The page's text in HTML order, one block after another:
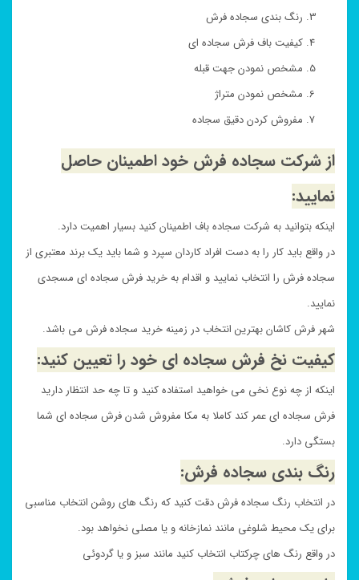
رنگ بندی سجاده فرش
کیفیت باف فرش سجاده ای
مشخص نمودن جهت قبله
مشخص نمودن متراژ
مفروش کردن دقیق سجاده
از شرکت سجاده فرش خود اطمینان حاصل
نمایید:
اینکه بتوانید به شرکت سجاده باف اطمینان کنید بسیار اهمیت دارد.
در واقع باید کار را به دست افراد کاردان سپرد و شما باید یک برند معتبری از
سجاده فرش را انتخاب نمایید و اقدام به خرید فرش سجاده ای مسجدی
نمایید.
شهر فرش کاشان بهترین انتخاب در زمینه خرید سجاده فرش می باشد.
کیفیت نخ فرش سجاده ای خود را تعیین کنید:
اینکه از چه نوع نخی می خواهید استفاده کنید و تا چه حد انتظار دارید
فرش سجاده ای عمر کند کاملا به مکا مفروش شدن فرش سجاده ای شما
بستگی دارد.
رنگ بندی سجاده فرش:
در انتخاب رنگ سجاده فرش دقت کنید که رنگ های روشن انتخاب مناسبی
برای یک محیط شلوغی مانند نمازخانه و یا مصلی نخواهد بود.
در واقع رنگ های چرکتاب انتخاب کنید مانند سبز و یا گردوئی